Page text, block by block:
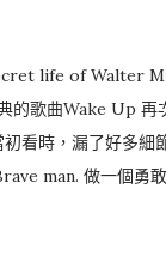
n...
life of Walter
的歌曲Wake Up 再
看時，漏了好多細
man. 做一個勇
Passport to see